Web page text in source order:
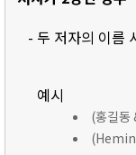
- 두 저자의 이름
예시
(홍길동